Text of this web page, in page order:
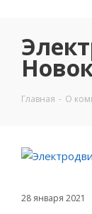
Главная - О
28 января 2021